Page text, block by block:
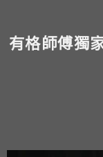
有格師傅獨